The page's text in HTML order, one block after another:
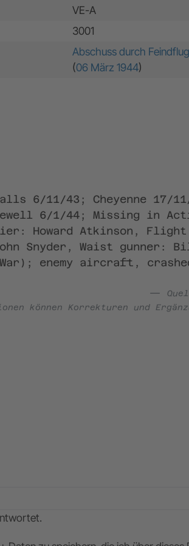
VE-A
3001
Abschuss durch
(06 März 1944)
6/11/43; Cheyenne 17/
6/1/44; Missing in
Howard Atkinson,
Snyder, Waist gunner:
enemy aircraft,
können Korrekturen und